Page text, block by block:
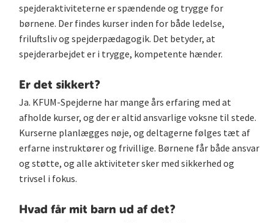
spejderaktiviteterne er spændende og trygge for
børnene. Der findes kurser inden for både ledelse,
friluftsliv og spejderpædagogik. Det betyder, at
spejderarbejdet er i trygge, kompetente hænder.
Er det sikkert?
Ja. KFUM-Spejderne har mange års erfaring med at
afholde kurser, og der er altid ansvarlige voksne til stede.
Kurserne planlægges nøje, og deltagerne følges tæt af
erfarne instruktører og frivillige. Børnene får både ansvar
og støtte, og alle aktiviteter sker med sikkerhed og
trivsel i fokus.
Hvad får mit barn ud af det?